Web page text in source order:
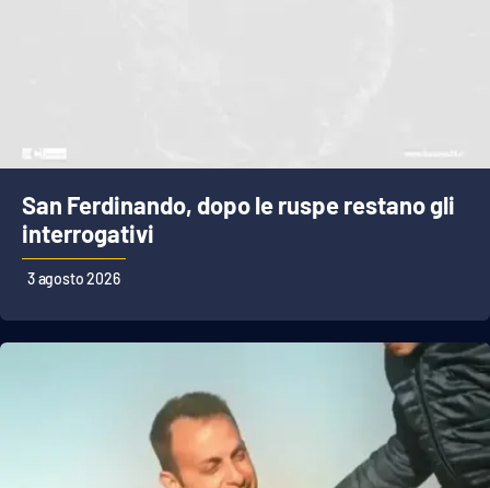
San Ferdinando, dopo le ruspe restano gli
interrogativi
3 agosto 2026